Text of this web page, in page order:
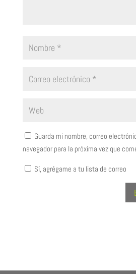
Guarda mi nombre, correo
navegador para la próxima vez que
Sí, agrégame a tu lista de correo